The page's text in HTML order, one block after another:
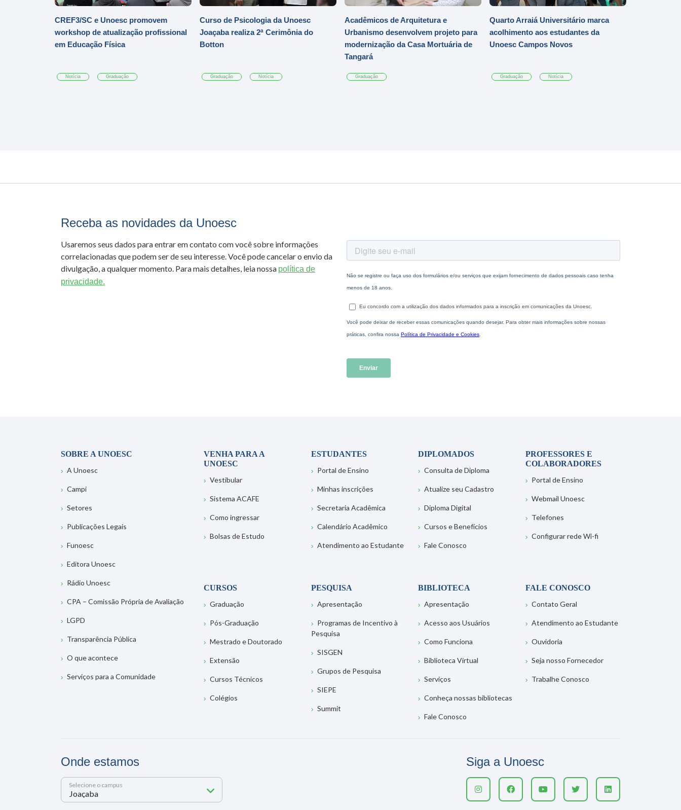
CREF3/SC e Unoesc promovem
workshop de atualização profissional
em Educação Física
Notícia Graduação
Curso de Psicologia da Unoesc
Joaçaba realiza 2ª Cerimônia do
Botton
Graduação Notícia
Acadêmicos de Arquitetura e
Urbanismo desenvolvem projeto para
modernização da Casa Mortuária de
Tangará
Graduação
Quarto Arraiá Universitário marca
acolhimento aos estudantes da
Unoesc Campos Novos
Graduação Notícia
Receba as novidades da Unoesc
Usaremos seus dados para entrar em contato com você sobre informações
correlacionadas que podem ser de seu interesse. Você pode cancelar o envio da
divulgação, a qualquer momento. Para mais detalhes, leia nossa política de
privacidade.
SOBRE A UNOESC
A Unoesc
Campi
Setores
Publicações Legais
Funoesc
Editora Unoesc
Rádio Unoesc
CPA – Comissão Própria de Avaliação
LGPD
Transparência Pública
O que acontece
Serviços para a Comunidade
VENHA PARA A
UNOESC
Vestibular
Sistema ACAFE
Como ingressar
Bolsas de Estudo
ESTUDANTES
Portal de Ensino
Minhas inscrições
Secretaria Acadêmica
Calendário Acadêmico
Atendimento ao Estudante
DIPLOMADOS
Consulta de Diploma
Atualize seu Cadastro
Diploma Digital
Cursos e Benefícios
Fale Conosco
PROFESSORES E
COLABORADORES
Portal de Ensino
Webmail Unoesc
Telefones
Configurar rede Wi-fi
CURSOS
Graduação
Pós-Graduação
Mestrado e Doutorado
Extensão
Cursos Técnicos
Colégios
PESQUISA
Apresentação
Programas de Incentivo à
Pesquisa
SISGEN
Grupos de Pesquisa
SIEPE
Summit
BIBLIOTECA
Apresentação
Acesso aos Usuários
Como Funciona
Biblioteca Virtual
Serviços
Conheça nossas bibliotecas
Fale Conosco
FALE CONOSCO
Contato Geral
Atendimento ao Estudante
Ouvidoria
Seja nosso Fornecedor
Trabalhe Conosco
Onde estamos
Selecione o campus
Siga a Unoesc